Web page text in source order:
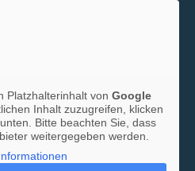
Platzhalterinhalt von Google
Inhalt zuzugreifen, klicken
Bitte beachten Sie, dass
weitergegeben werden.